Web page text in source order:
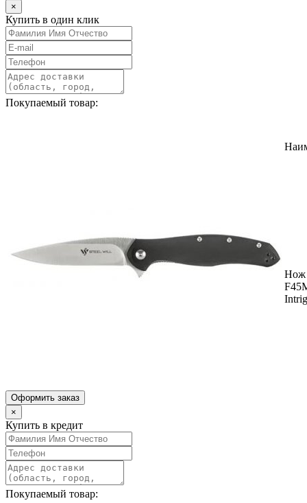
×
Купить в один клик
Покупаемый товар:
Нож
Оформить заказ
×
Купить в кредит
Покупаемый товар: